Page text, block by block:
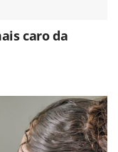
caro da